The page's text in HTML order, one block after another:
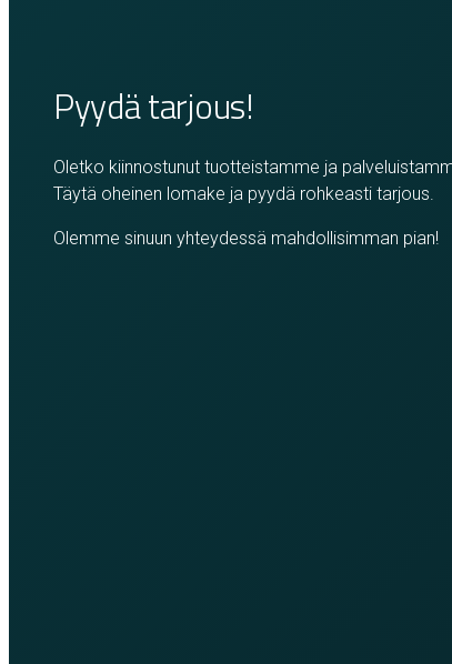
Pyydä tarjous!
Oletko kiinnostunut tuotteistamme ja
Täytä oheinen lomake ja pyydä rohkeasti tarjous.
Olemme sinuun yhteydessä mahdollisimman pian!